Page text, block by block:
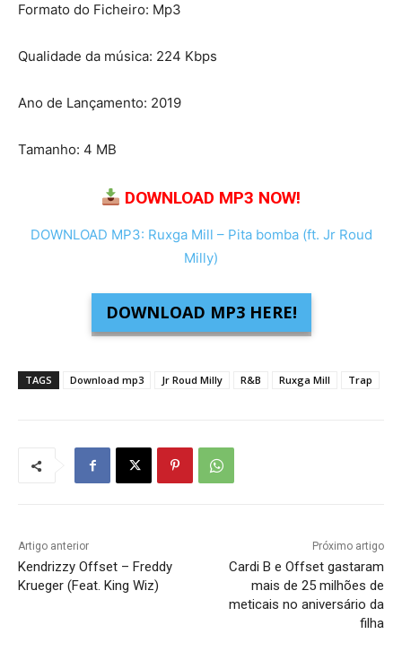
Formato do Ficheiro: Mp3
Qualidade da música: 224 Kbps
Ano de Lançamento: 2019
Tamanho: 4 MB
DOWNLOAD MP3 NOW!
DOWNLOAD MP3: Ruxga Mill – Pita bomba (ft. Jr Roud
Milly)
DOWNLOAD MP3 HERE!
TAGS Download mp3 Jr Roud Milly R&B Ruxga Mill Trap
Artigo anterior
Kendrizzy Offset – Freddy
Krueger (Feat. King Wiz)
Próximo artigo
Cardi B e Offset gastaram
mais de 25 milhões de
meticais no aniversário da
filha